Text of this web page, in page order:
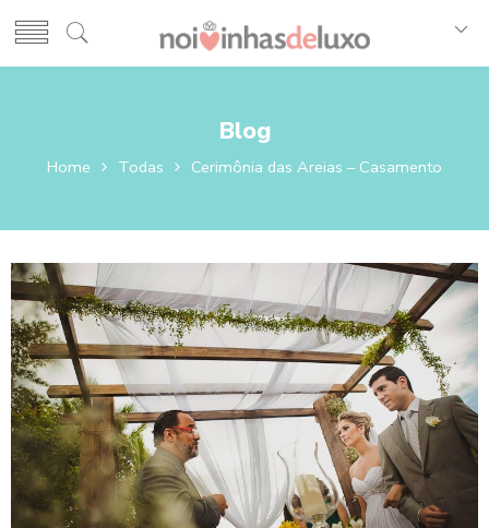
Blog
Home Todas Cerimônia das Areias – Casamento